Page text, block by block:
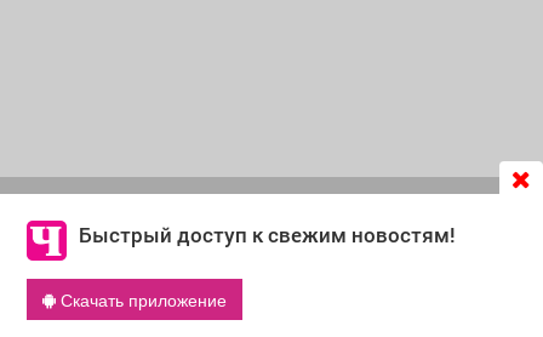
Быстрый доступ к свежим новостям!
Скачать приложение
согласие на обработку файлов cookie, которые
обеспечивают корректную работу сайта и сбора
информации для улучшения качества сервисов.
Что такое cookie